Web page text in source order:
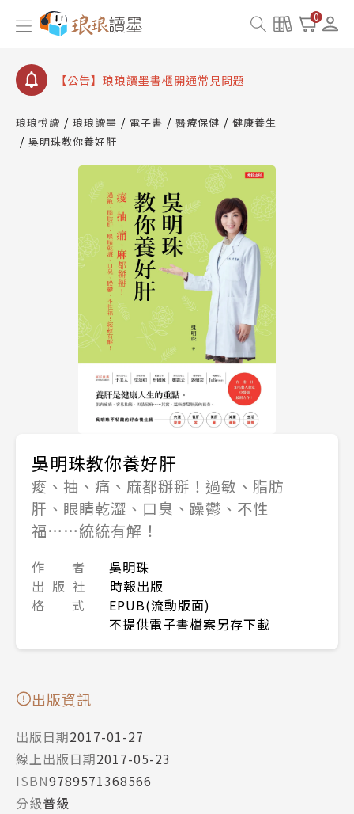
0
【公告】琅琅讀墨數位閱讀資產合併與書櫃開通申請
【公告】琅琅讀墨書櫃開通常見問題
【公告】琅琅讀墨 3 分鐘完成書櫃開通與資產合併申
請圖文教學
查詢
【公告】因 Readmoo 讀墨系統維護中，本站同步暫
停部分閱讀服務
琅琅悅讀 琅琅讀墨 電子書 醫療保健
健康養生
吳明珠教你養好肝
吳明珠教你養好肝
痠、抽、痛、麻都掰掰！過敏、脂肪
肝、眼睛乾澀、口臭、躁鬱、不性
福……統統有解！
作 者
吳明珠
出 版 社
時報出版
格 式
EPUB(流動版面)
不提供電子書檔案另存下載
出版資訊
出版日期2017-01-27
線上出版日期2017-05-23
ISBN9789571368566
分級普級